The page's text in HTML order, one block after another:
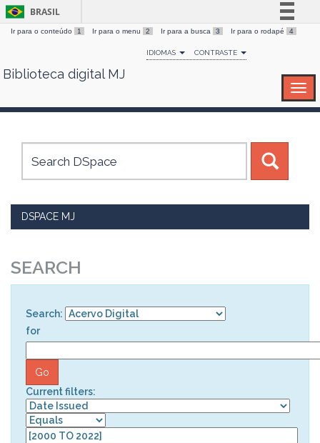
Skip
BRASIL
Simplifique!
Comunica BR
Canais
Ir para o conteúdo 1 Ir para o menu 2 Ir para a busca 3 Ir para o rodapé 4
IDIOMAS CONTRASTE
Biblioteca digital MJ
DSPACE MJ
SEARCH
Search:
for
Current filters: